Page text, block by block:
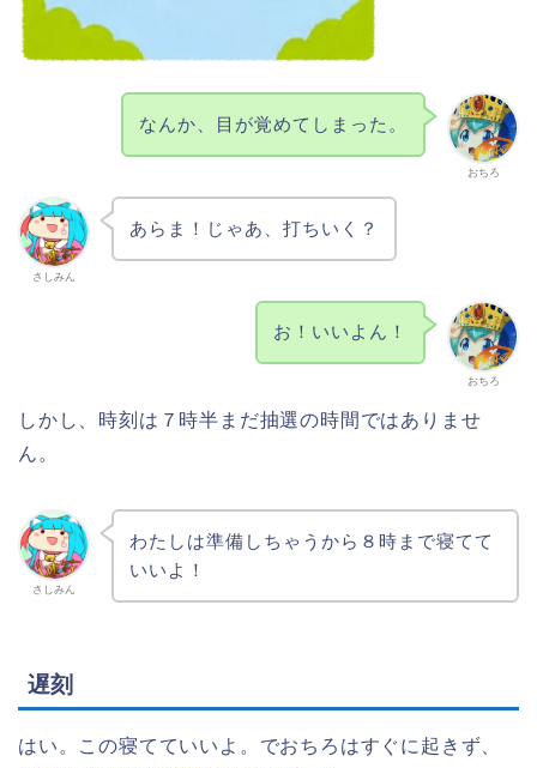
おちろ
なんか、目が覚めてしまった。
さしみん
あらま！じゃあ、打ちいく？
おちろ
お！いいよん！
しかし、時刻は７時半まだ抽選の時間ではありませ
ん。
さしみん
わたしは準備しちゃうから８時まで寝てて
いいよ！
遅刻
はい。この寝てていいよ。でおちろはすぐに起きず、